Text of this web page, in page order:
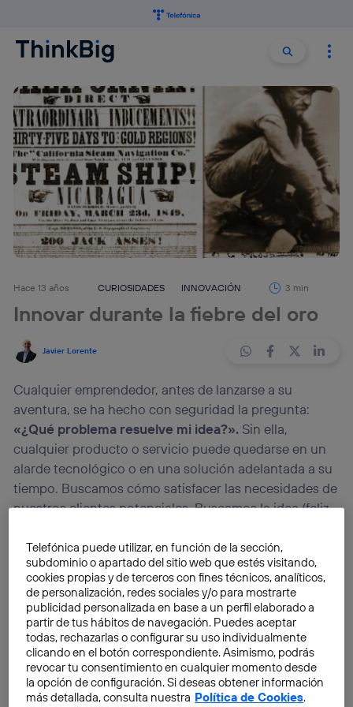
Buscar
Hace 13 años CURIOSIDADES INNOVACIÓN 3 min
Innovar durante la fiebre del oro
Javier Lorente
Cualquier emprendedor, antes de lanzarse a su
aventura, se ha hecho con seguridad la pregunta:
«¿Qué problema resuelve mi idea?». Sin ella,
cualquier producto o servicio puede quedarse en un
alarde tecnológico o en una solución adelantada a su
tiempo. Buscamos cómo satisfacer las necesidades de
nuestros clientes potenciales. Buscamos la idea (feliz
forma en la que nadie antes lo había hecho. Eso es
innovar.
El pensamiento lateral para llegar a esa idea que nos
hará destacar por encima del resto se basa en
aprovechar aquello en lo que han innovado los demás
para innovar uno mismo. Esta es una lección cuyo
paradigma, según mi humilde opinión, es Levi
Telefónica puede utilizar, en función de la sección,
subdominio o apartado del sitio web que estés visitando,
cookies propias y de terceros con fines técnicos, analíticos,
de personalización, redes sociales y/o para mostrarte
publicidad personalizada en base a un perfil elaborado a
partir de tus hábitos de navegación. Puedes aceptar
todas, rechazarlas o configurar su uso individualmente
clicando en el botón correspondiente. Asimismo, podrás
revocar tu consentimiento en cualquier momento desde
la opción de configuración. Si deseas obtener información
más detallada, consulta nuestra Política de Cookies.